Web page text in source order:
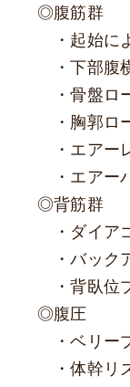
◎腹筋群
・起始に
・下部腹
・骨盤ロー
・胸郭ロー
・エアー
・エアー
◎背筋群
・ダイアゴ
・バック
・背臥位
◎腹圧
・ベリー
・体幹リズ